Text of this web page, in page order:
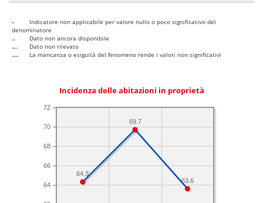
-
Indicatore non applicabile per valore nullo o poco significativo del
denominatore
..
Dato non ancora disponibile
...
Dato non rilevato
....
La mancanza o esiguità del fenomeno rende i valori non significativi
Incidenza delle abitazioni in proprietà
64
66
68
70
72
63.6
69.7
64.3